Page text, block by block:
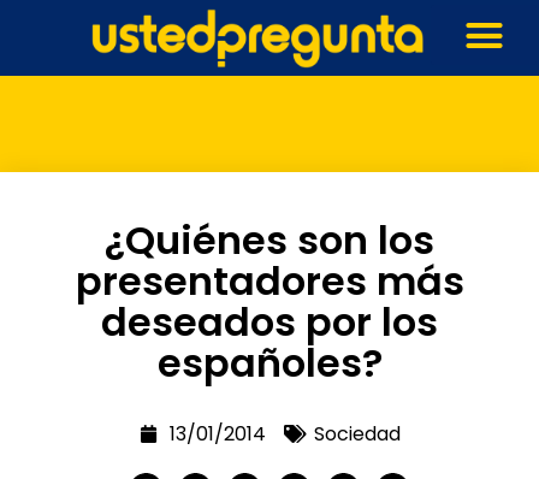
¿Quiénes son los
presentadores más
deseados por los
españoles?
13/01/2014 Sociedad